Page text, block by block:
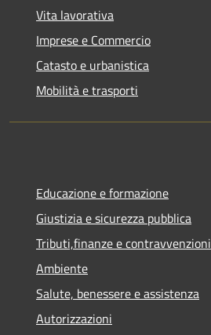
Vita lavorativa
Imprese e Commercio
Catasto e urbanistica
Mobilità e trasporti
Educazione e formazione
Giustizia e sicurezza pubblica
Tributi,finanze e contravvenzioni
Ambiente
Salute, benessere e assistenza
Autorizzazioni